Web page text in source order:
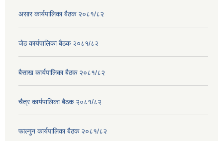
असार कार्यपालिका बैठक २०८१/८२
जेठ कार्यपालिका बैठक २०८१/८२
बैसाख कार्यपालिका बैठक २०८१/८२
चैत्र कार्यपालिका बैठक २०८१/८२
फाल्गुन कार्यपालिका बैठक २०८१/८२